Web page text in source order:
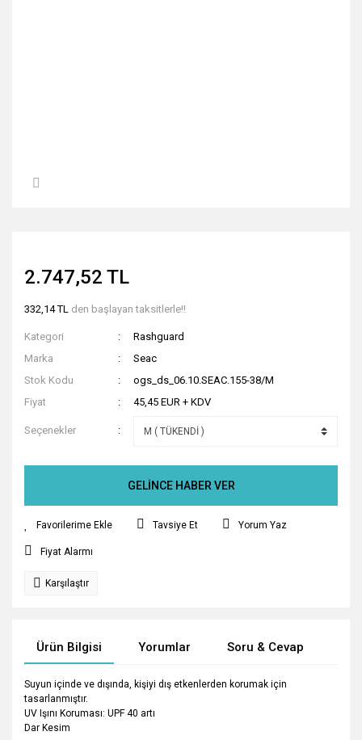
2.747,52 TL
332,14 TL den başlayan taksitlerle!!
Kategori
Rashguard
Marka
Seac
Stok Kodu
ogs_ds_06.10.SEAC.155-38/M
Fiyat
45,45 EUR + KDV
Seçenekler
GELİNCE HABER VER
Tavsiye Et Yorum Yaz
Fiyat Alarmı
Karşılaştır
Ürün Bilgisi Yorumlar Soru & Cevap
Suyun içinde ve dışında, kişiyi dış etkenlerden korumak için
tasarlanmıştır.
UV Işını Koruması: UPF 40 artı
Dar Kesim